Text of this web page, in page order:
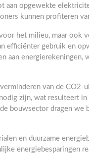
aan opgewekte
kunnen profiteren
het milieu, maar ook
efficiënter gebruik en
aan energierekeningen,
van de
zijn, wat resulteert in
bouwsector dragen we
en duurzame
energiebesparingen